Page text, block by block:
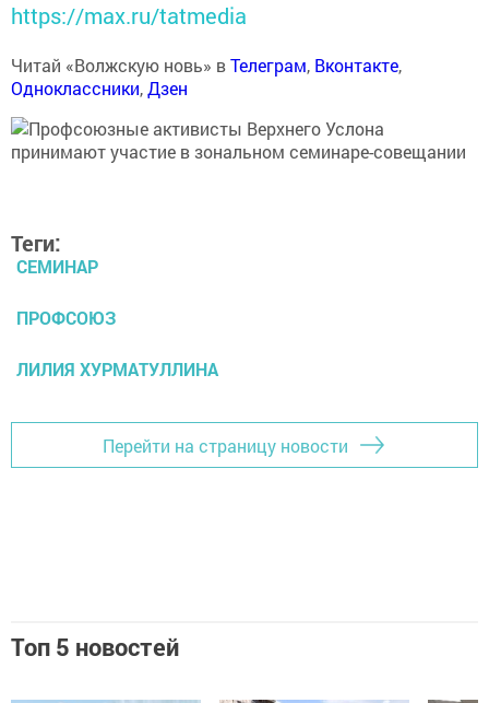
https://max.ru/tatmedia
Читай «Волжскую новь» вТелеграм, Вконтакте,
Одноклассники,Дзен
Теги:
СЕМИНАР
ПРОФСОЮЗ
ЛИЛИЯ ХУРМАТУЛЛИНА
Перейти на страницу новости
Топ 5 новостей